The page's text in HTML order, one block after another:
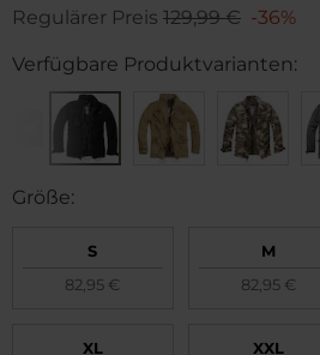
Regulärer Preis 129,99 € -36%
Verfügbare Produktvarianten:
Größe:
S
82,95 €
M
82,95 €
XL
XXL